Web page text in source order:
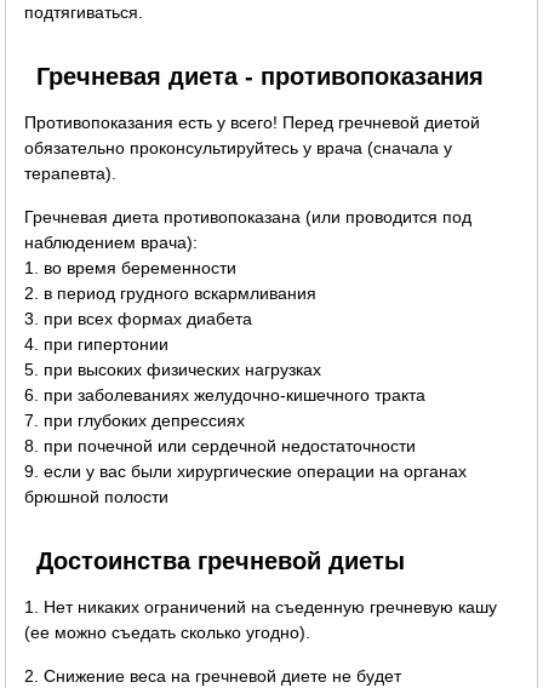
подтягиваться.
Гречневая диета - противопоказания
Противопоказания есть у всего! Перед гречневой диетой
обязательно проконсультируйтесь у врача (сначала у
терапевта).
Гречневая диета противопоказана (или проводится под
наблюдением врача):
1. во время беременности
2. в период грудного вскармливания
3. при всех формах диабета
4. при гипертонии
5. при высоких физических нагрузках
6. при заболеваниях желудочно-кишечного тракта
7. при глубоких депрессиях
8. при почечной или сердечной недостаточности
9. если у вас были хирургические операции на органах
брюшной полости
Достоинства гречневой диеты
1. Нет никаких ограничений на съеденную гречневую кашу
(ее можно съедать сколько угодно).
2. Снижение веса на гречневой диете не будет